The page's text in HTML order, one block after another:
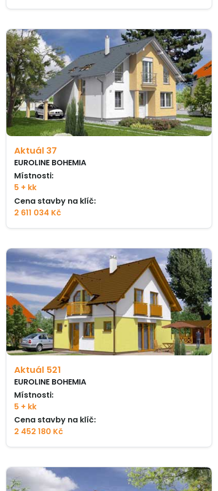
Aktuál 37
EUROLINE BOHEMIA
Místnosti:
5 + kk
Cena stavby na klíč:
2 611 034 Kč
Aktuál 521
EUROLINE BOHEMIA
Místnosti:
5 + kk
Cena stavby na klíč:
2 452 180 Kč